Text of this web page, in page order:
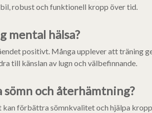
robust och funktionell kropp över tid.
mental hälsa?
positivt. Många upplever att träning
till känslan av lugn och välbefinnande.
och återhämtning?
kan förbättra sömnkvalitet och hjälpa